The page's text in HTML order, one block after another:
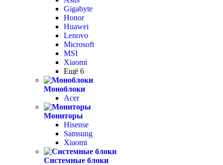
Gigabyte
Honor
Huawei
Lenovo
Microsoft
MSI
Xiaomi
Ещё 6
Моноблоки
Acer
Мониторы
Hisense
Samsung
Xiaomi
Системные блоки